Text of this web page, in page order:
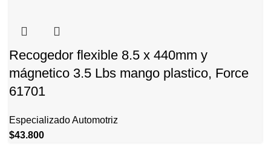
Recogedor flexible 8.5 x 440mm y
mágnetico 3.5 Lbs mango plastico, Force
61701
Especializado Automotriz
$43.800